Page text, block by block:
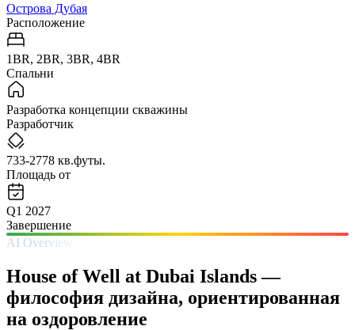
Острова Дубая
Расположение
1BR, 2BR, 3BR, 4BR
Спальни
Разработка концепции скважины
Разработчик
733-2778 кв.футы.
Площадь от
Q1 2027
Завершение
AI Overview
House of Well at Dubai Islands —
философия дизайна, ориентированная
на оздоровление